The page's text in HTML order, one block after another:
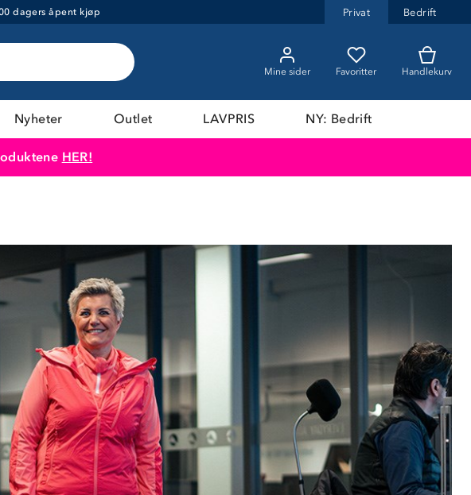
dagers åpent kjøp Privat Bedrift
Mine sider Favoritter Handlekurv
Nyheter Outlet LAVPRIS NY: Bedrift
HER!